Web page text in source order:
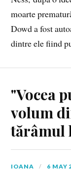
moarte
Dowd a fost
dintre ele fiind
"Vocea
volum
tărâmul
IOANA 6 MAY